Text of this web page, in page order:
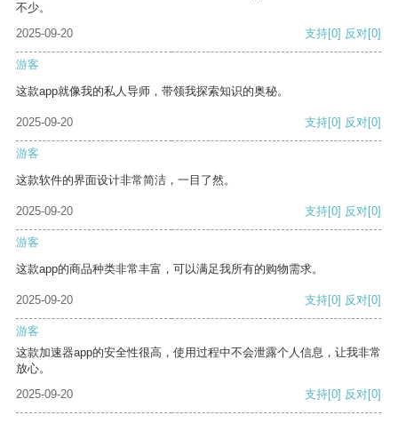
不少。
2025-09-20
支持[0] 反对[0]
游客
这款app就像我的私人导师，带领我探索知识的奥秘。
2025-09-20 支持[0] 反对[0]
游客
这款软件的界面设计非常简洁，一目了然。
2025-09-20 支持[0] 反对[0]
游客
这款app的商品种类非常丰富，可以满足我所有的购物需求。
2025-09-20 支持[0] 反对[0]
游客
这款加速器app的安全性很高，使用过程中不会泄露个人信息，让我非常
放心。
2025-09-20
支持[0] 反对[0]